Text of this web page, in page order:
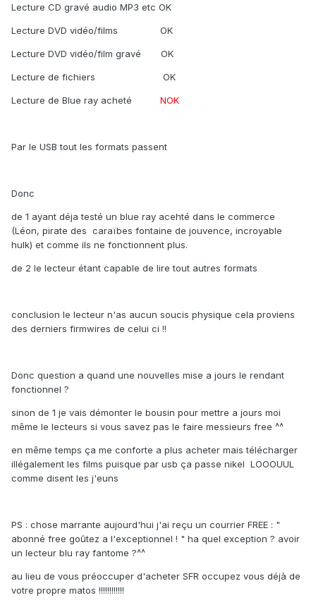
Lecture CD gravé audio MP3 etc OK
Lecture DVD vidéo/films OK
Lecture DVD vidéo/film gravé OK
Lecture de fichiers OK
Lecture de Blue ray acheté NOK
Par le USB tout les formats passent
Donc
de 1 ayant déja testé un blue ray acehté dans le commerce
(Léon, pirate des caraïbes fontaine de jouvence, incroyable
hulk) et comme ils ne fonctionnent plus.
de 2 le lecteur étant capable de lire tout autres formats
conclusion le lecteur n'as aucun soucis physique cela proviens
des derniers firmwires de celui ci !!
Donc question a quand une nouvelles mise a jours le rendant
fonctionnel ?
sinon de 1 je vais démonter le bousin pour mettre a jours moi
même le lecteurs si vous savez pas le faire messieurs free ^^
en même temps ça me conforte a plus acheter mais télécharger
illégalement les films puisque par usb ça passe nikel LOOOUUL
comme disent les j'euns
PS : chose marrante aujourd'hui j'ai reçu un courrier FREE : "
abonné free goûtez a l'exceptionnel ! " ha quel exception ? avoir
un lecteur blu ray fantome ?^^
au lieu de vous préoccuper d'acheter SFR occupez vous déjà de
votre propre matos !!!!!!!!!!!!